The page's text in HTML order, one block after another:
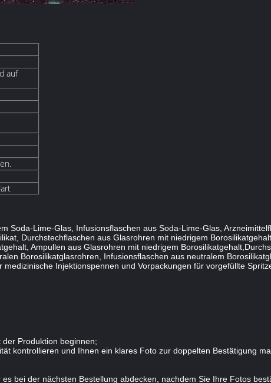
auf
Soda-Lime-Glas, Infusionsflaschen aus Soda-Lime-Glas,
Durchstechflaschen aus Glasrohren mit niedrigem Borosilikatgehalt,
Ampullen aus Glasrohren mit niedrigem
Borosilikatglasrohren, Infusionsflaschen aus neutralem
Injektionspennen und Vorpackungen für vorgefüllte
Produktion beginnen;
kontrollieren und Ihnen ein klares Foto zur doppelten Bestätigung
bei der nächsten Bestellung abdecken, nachdem Sie Ihre Fotos